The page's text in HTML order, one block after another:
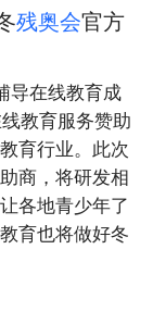
残奥会官方
导在线教育成
教育服务赞助
育行业。此次
商，将研发相
各地青少年了
育也将做好冬